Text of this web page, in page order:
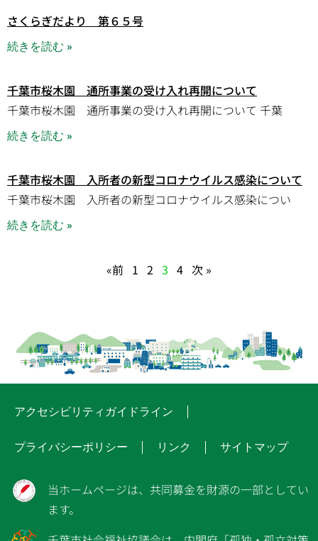
さくらぎだより 第６５号
続きを読む »
千葉市桜木園 通所事業の受け入れ再開について
千葉市桜木園 通所事業の受け入れ再開について 千葉
続きを読む »
千葉市桜木園 入所者の新型コロナウイルス感染について
千葉市桜木園 入所者の新型コロナウイルス感染につい
続きを読む »
«前 1 2 3 4 次 »
アクセシビリティガイドライン
プライバシーポリシー リンク サイトマップ
当ホームページは、共同募金を財源の一部としてい
ます。